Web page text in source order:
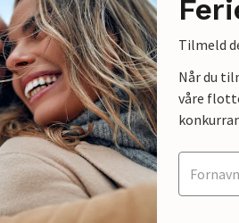
Tilmeld
Når du
våre